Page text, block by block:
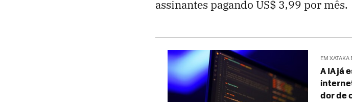
assinantes pagando US$ 3,99 por mês.
EM XATAKA
A IA já
dor de